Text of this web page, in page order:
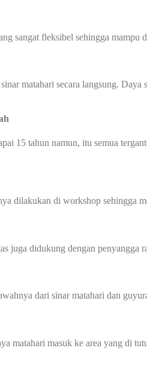
sangat fleksibel sehingga mampu
matahari secara langsung.
15 tahun namun, itu semua
dilakukan di workshop sehingga
juga didukung dengan penyangga
dari sinar matahari dan
matahari masuk ke area yang di